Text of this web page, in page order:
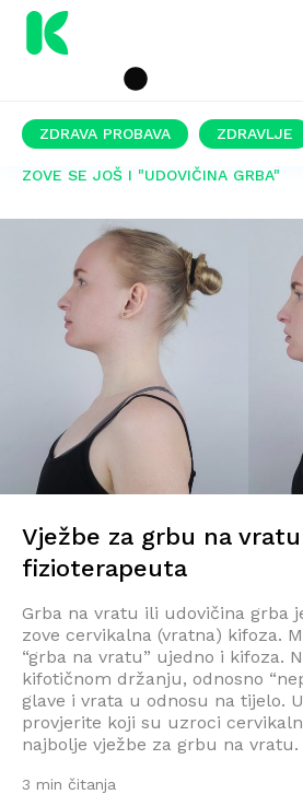
ZDRAVA PROBAVA ZDRAVLJE
ZOVE SE JOŠ I "UDOVIČINA GRBA"
Vježbe za grbu na
fizioterapeuta
Grba na vratu ili udovičina grba
zove cervikalna (vratna) kifoza.
“grba na vratu” ujedno i kifoza.
kifotičnom držanju, odnosno
glave i vrata u odnosu na tijelo.
provjerite koji su uzroci
najbolje vježbe za grbu na
3 min čitanja